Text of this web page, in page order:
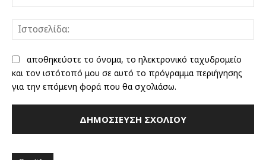
αποθηκεύστε το όνομα, το ηλεκτρονικό ταχυδρομείο
και τον ιστότοπό μου σε αυτό το πρόγραμμα περιήγησης
για την επόμενη φορά που θα σχολιάσω.